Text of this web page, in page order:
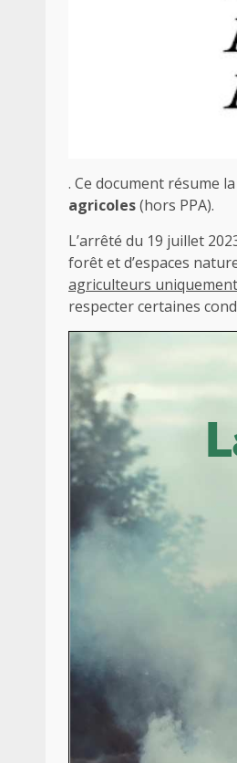
. Ce document résume
agricoles(hors PPA).
L’arrêté du 19 juillet
forêt et d’espaces
agriculteurs
respecter certaines